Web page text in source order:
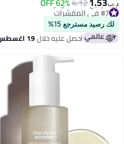
د.ب‏ 4.12
62% OFF #7 في المقشرات
بتخلّص بسرعة
تم بيع +100 مؤخرًا
#7 في المقشرات
لك رصيد مسترجع 15%
احصل عليه خلال19 اغسطس